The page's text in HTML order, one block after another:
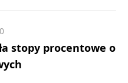
stopy procentowe o